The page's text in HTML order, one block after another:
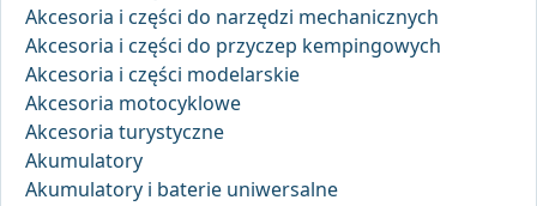
Akcesoria i części do narzędzi mechanicznych
Akcesoria i części do przyczep kempingowych
Akcesoria i części modelarskie
Akcesoria motocyklowe
Akcesoria turystyczne
Akumulatory
Akumulatory i baterie uniwersalne